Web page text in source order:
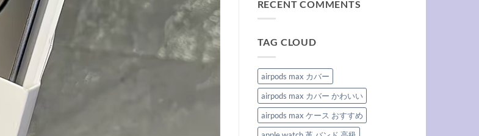
涼
い
ズ
Apple
Watch
バ
ン
ド
特
集
へ
ア
ー
ト！
ぐ
欲
し
い
優
秀
iphone
ケ
ー
向
け】
ら
存
在
感
を
放
つ。
男
ト
は
り
RECENT COMMENTS
TAG CLOUD
airpods max カバー
airpods max カバー かわいい
airpods max ケース おすすめ